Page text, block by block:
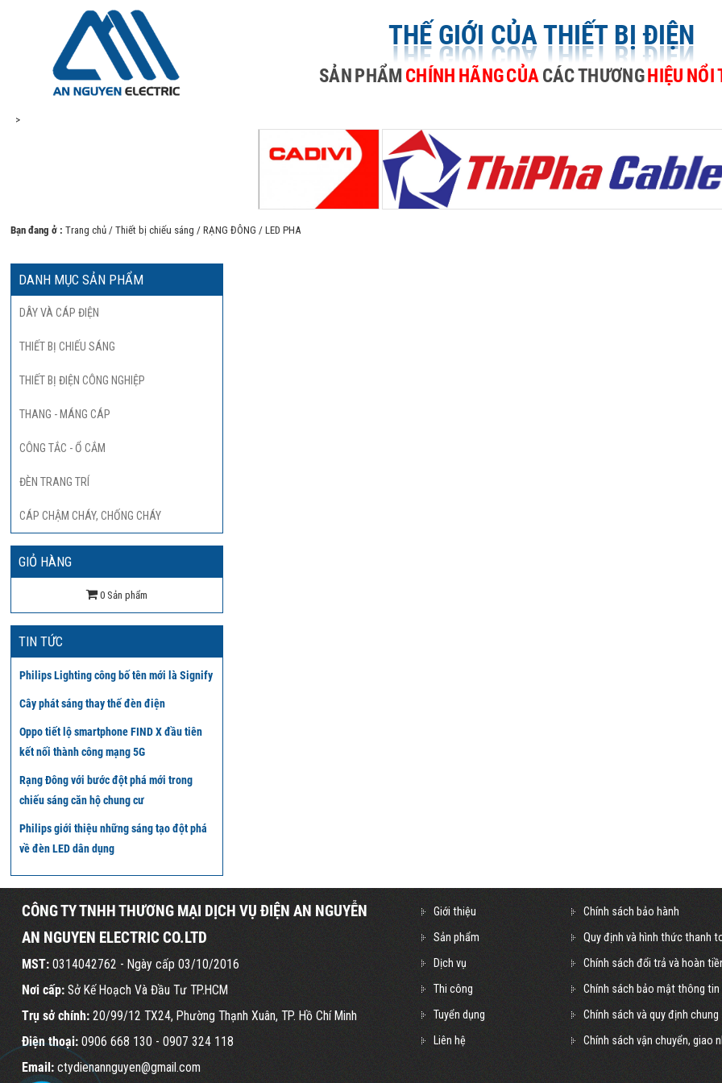
THẾ GIỚI CỦA THIẾT BỊ ĐIỆN
SẢNPHẨM CHÍNH HÃNGCỦACÁCTHƯƠNGHIỆU NỔI
>
Bạn đang ở :Trang chủ /Thiết bị chiếu sáng /RẠNG ĐÔNG / LED PHA
DANH MỤC SẢN PHẨM
DÂY VÀ CÁP ĐIỆN
THIẾT BỊ CHIẾU SÁNG
THIẾT BỊ ĐIỆN CÔNG NGHIỆP
THANG - MÁNG CÁP
CÔNG TẮC - Ổ CẮM
ĐÈN TRANG TRÍ
CÁP CHẬM CHÁY, CHỐNG CHÁY
GIỎ HÀNG
0
TIN TỨC
Philips Lighting công bố tên mới là Signify
Cây phát sáng thay thế đèn điện
Oppo tiết lộ smartphone FIND X đầu tiên
kết nối thành công mạng 5G
Rạng Đông với bước đột phá mới trong
chiếu sáng căn hộ chung cư
Philips giới thiệu những sáng tạo đột phá
về đèn LED dân dụng
CÔNG TY TNHH THƯƠNG MẠI DỊCH VỤ ĐIỆN AN NGUYỄN
AN NGUYEN ELECTRIC CO.LTD
MST:0314042762 - Ngày cấp 03/10/2016
Nơi cấp:Sở Kế Hoạch Và Đầu Tư TP.HCM
Trụ sở chính:20/99/12 TX24, Phường Thạnh Xuân, TP. Hồ Chí Minh
Điện thoại:0906 668 130- 0907 324 118
Email: ctydienannguyen@gmail.com
Giới thiệu
Sản phẩm
Dịch vụ
Thi công
Tuyển dụng
Liên hệ
Chính sách bảo hành
Quy định và hình thức thanh
Chính sách đổi trả và hoàn
Chính sách bảo mật thông tin
Chính sách và quy định chung
Chính sách vận chuyển, giao